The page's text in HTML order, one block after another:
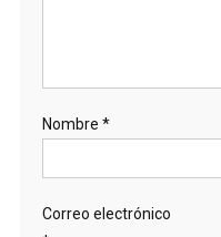
Nombre *
Correo electrónico